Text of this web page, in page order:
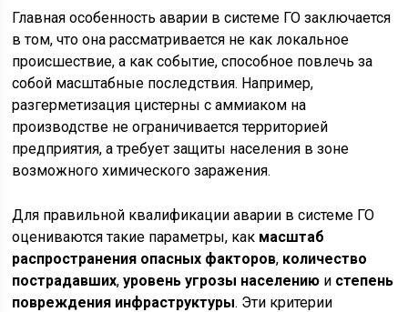
Главная особенность аварии в системе ГО заключается
в том, что она рассматривается не как локальное
происшествие, а как событие, способное повлечь за
собой масштабные последствия. Например,
разгерметизация цистерны с аммиаком на
производстве не ограничивается территорией
предприятия, а требует защиты населения в зоне
возможного химического заражения.
Для правильной квалификации аварии в системе ГО
оцениваются такие параметры, как масштаб
распространения опасных факторов, количество
пострадавших,уровень угрозы населению и степень
повреждения инфраструктуры. Эти критерии